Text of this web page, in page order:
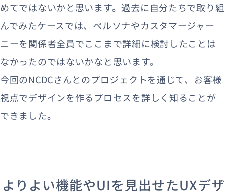
めてではないかと思います。過去に自分たちで取り組
んでみたケースでは、ペルソナやカスタマージャー
ニーを関係者全員でここまで詳細に検討したことは
なかったのではないかなと思います。
今回のNCDCさんとのプロジェクトを通じて、お客様
視点でデザインを作るプロセスを詳しく知ることが
できました。
よりよい機能やUIを見出せたUXデザ